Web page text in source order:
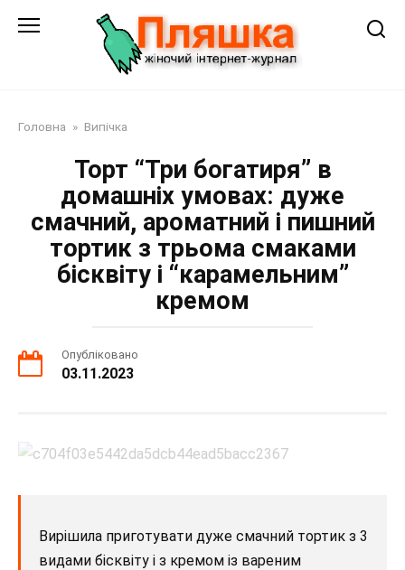
Головна » Випічка
Торт “Три богатиря” в
домашніх умовах: дуже
смачний, ароматний і пишний
тортик з трьома смаками
бісквіту і “карамельним”
кремом
Опубліковано
03.11.2023
Вирішила приготувати дуже смачний тортик з 3
видами бісквіту і з кремом із вареним